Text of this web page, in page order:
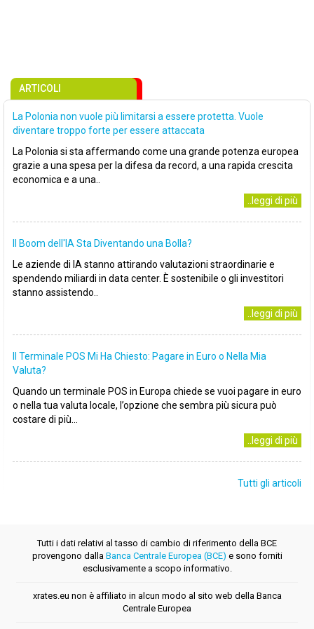
ARTICOLI
La Polonia non vuole più limitarsi a essere protetta. Vuole
diventare troppo forte per essere attaccata
La Polonia si sta affermando come una grande potenza europea
grazie a una spesa per la difesa da record, a una rapida crescita
economica e a una..
..leggi di più
Il Boom dell'IA Sta Diventando una Bolla?
Le aziende di IA stanno attirando valutazioni straordinarie e
spendendo miliardi in data center. È sostenibile o gli investitori
stanno assistendo..
..leggi di più
Il Terminale POS Mi Ha Chiesto: Pagare in Euro o Nella Mia
Valuta?
Quando un terminale POS in Europa chiede se vuoi pagare in euro
o nella tua valuta locale, l’opzione che sembra più sicura può
costare di più...
..leggi di più
Tutti gli articoli
Tutti i dati relativi al tasso di cambio di riferimento della BCE
provengono dalla Banca Centrale Europea (BCE) e sono forniti
esclusivamente a scopo informativo.
xrates.eu non è affiliato in alcun modo al sito web della Banca
Centrale Europea